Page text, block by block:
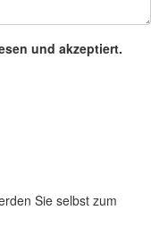
und akzeptiert.
Sie selbst zum